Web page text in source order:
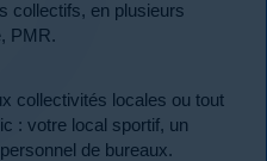
collectifs, en plusieurs
PMR.
collectivités locales ou tout
: votre local sportif, un
de bureaux.